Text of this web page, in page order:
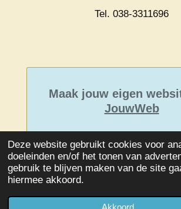
Deze website gebruikt cookies voor
doeleinden en/of het tonen van
gebruik te blijven maken van de site
hiermee akkoord.
Akkoord
Tel. 038-3311696
Maak jouw eigen
JouwWeb
Powered byJouwWeb